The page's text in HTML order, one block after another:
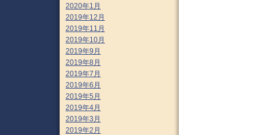
2020年1月
2019年12月
2019年11月
2019年10月
2019年9月
2019年8月
2019年7月
2019年6月
2019年5月
2019年4月
2019年3月
2019年2月